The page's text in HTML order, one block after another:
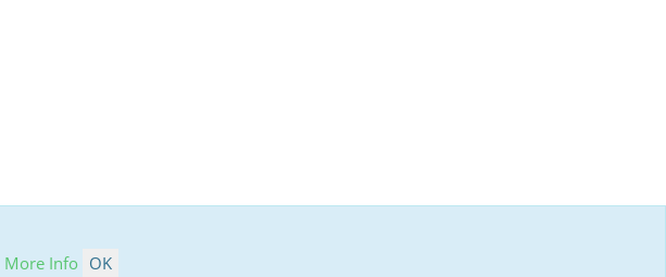
More Info OK